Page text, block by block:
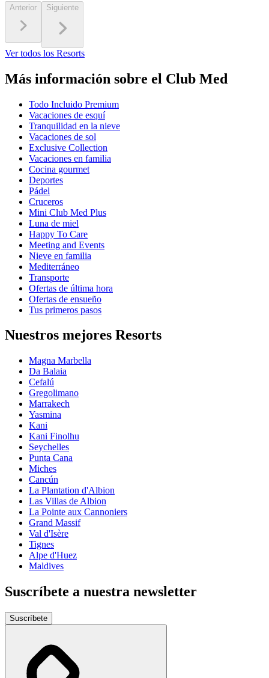
Anterior Siguiente
Ver todos los Resorts
Más información sobre el Club Med
Todo Incluido Premium
Vacaciones de esquí
Tranquilidad en la nieve
Vacaciones de sol
Exclusive Collection
Vacaciones en familia
Cocina gourmet
Deportes
Pádel
Cruceros
Mini Club Med Plus
Luna de miel
Happy To Care
Meeting and Events
Nieve en familia
Mediterráneo
Transporte
Ofertas de última hora
Ofertas de ensueño
Tus primeros pasos
Nuestros mejores Resorts
Magna Marbella
Da Balaia
Cefalú
Gregolimano
Marrakech
Yasmina
Kani
Kani Finolhu
Seychelles
Punta Cana
Miches
Cancún
La Plantation d'Albion
Las Villas de Albion
La Pointe aux Cannoniers
Grand Massif
Val d'Isère
Tignes
Alpe d'Huez
Maldives
Suscríbete a nuestra newsletter
Suscríbete